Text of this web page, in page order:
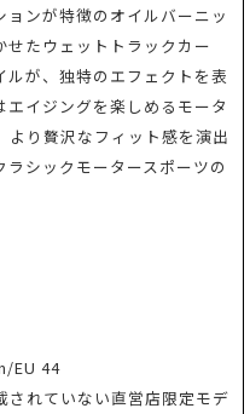
ンが特徴のオイルバーニッ
たウェットトラックカー
が、独特のエフェクトを表
イジングを楽しめるモータ
り贅沢なフィット感を演出
シックモータースポーツの
EU 44
れていない直営店限定モデ